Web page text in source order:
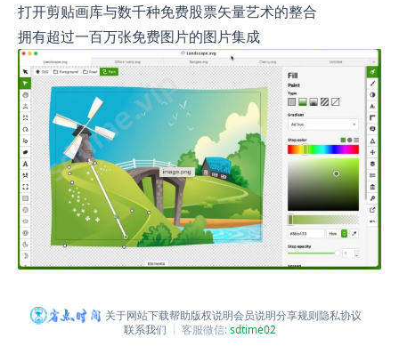
打开剪贴画库与数千种免费股票矢量艺术的整合
拥有超过一百万张免费图片的图片集成
关于网站下载帮助版权说明会员说明分享规则隐私协议
联系我们
客服微信:sdtime02